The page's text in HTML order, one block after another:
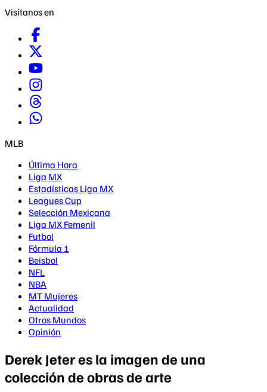
Visítanos en
MLB
Última Hora
Liga MX
Estadísticas Liga MX
Leagues Cup
Selección Mexicana
Liga MX Femenil
Futbol
Fórmula 1
Beisbol
NFL
NBA
MT Mujeres
Actualidad
Otros Mundos
Opinión
Derek Jeter es la imagen de una
colección de obras de arte